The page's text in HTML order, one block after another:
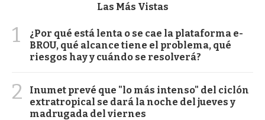
Las Más Vistas
1
¿Por qué está lenta o se cae la plataforma e-
BROU, qué alcance tiene el problema, qué
riesgos hay y cuándo se resolverá?
2
Inumet prevé que "lo más intenso" del ciclón
extratropical se dará la noche del jueves y
madrugada del viernes